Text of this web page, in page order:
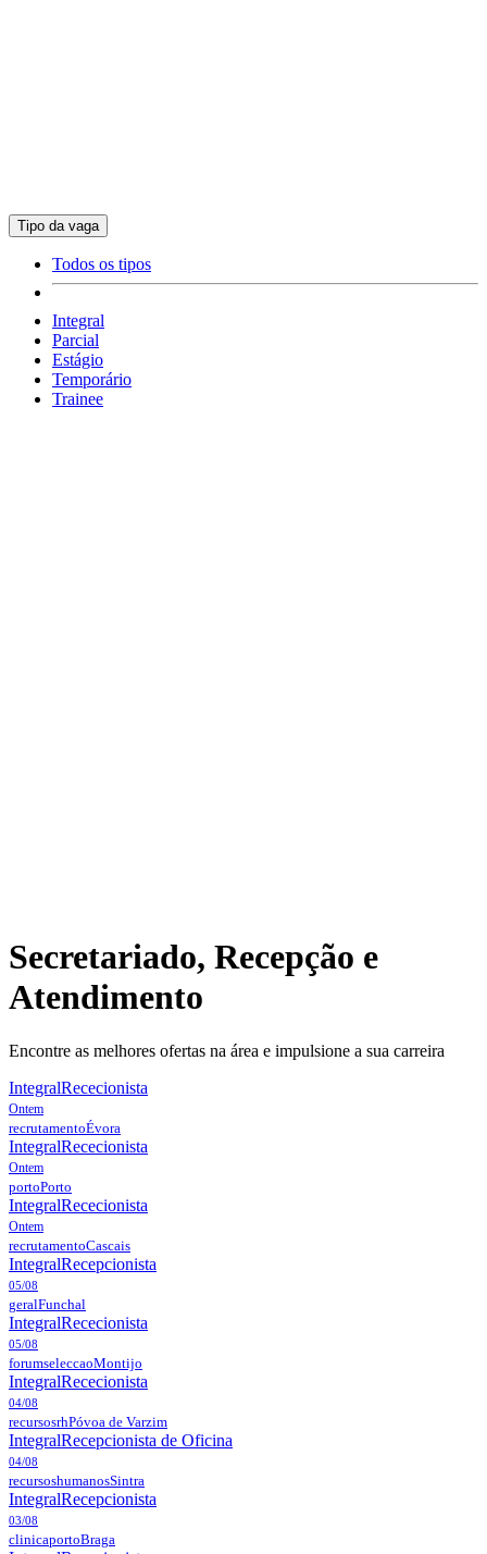
Tipo da vaga
Todos os tipos
Integral
Parcial
Estágio
Temporário
Trainee
Secretariado, Recepção e
Atendimento
Encontre as melhores ofertas na área e impulsione a sua carreira
IntegralRececionista
Ontem
recrutamentoÉvora
IntegralRececionista
Ontem
portoPorto
IntegralRececionista
Ontem
recrutamentoCascais
IntegralRecepcionista
05/08
geralFunchal
IntegralRececionista
05/08
forumseleccaoMontijo
IntegralRececionista
04/08
recursosrhPóvoa de Varzim
IntegralRecepcionista de Oficina
04/08
recursoshumanosSintra
IntegralRecepcionista
03/08
clinicaportoBraga